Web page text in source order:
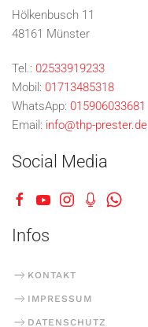
Hölkenbusch 11
48161 Münster
Tel.: 02533919233
Mobil: 01713485318
WhatsApp: 015906033681
Email: info@thp-prester.de
Social Media
Infos
KONTAKT
IMPRESSUM
DATENSCHUTZ